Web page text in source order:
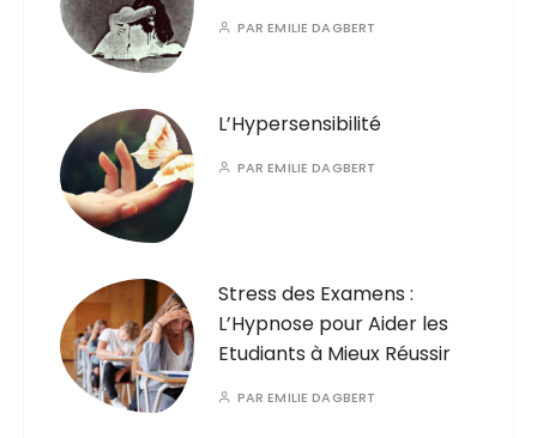
PAREMILIE DAGBERT
L’Hypersensibilité
PAREMILIE DAGBERT
Stress des Examens :
L’Hypnose pour Aider les
Etudiants à Mieux Réussir
PAREMILIE DAGBERT